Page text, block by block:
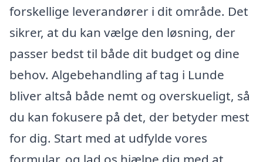
forskellige leverandører i dit område. Det
sikrer, at du kan vælge den løsning, der
passer bedst til både dit budget og dine
behov. Algebehandling af tag i Lunde
bliver altså både nemt og overskueligt, så
du kan fokusere på det, der betyder mest
for dig. Start med at udfylde vores